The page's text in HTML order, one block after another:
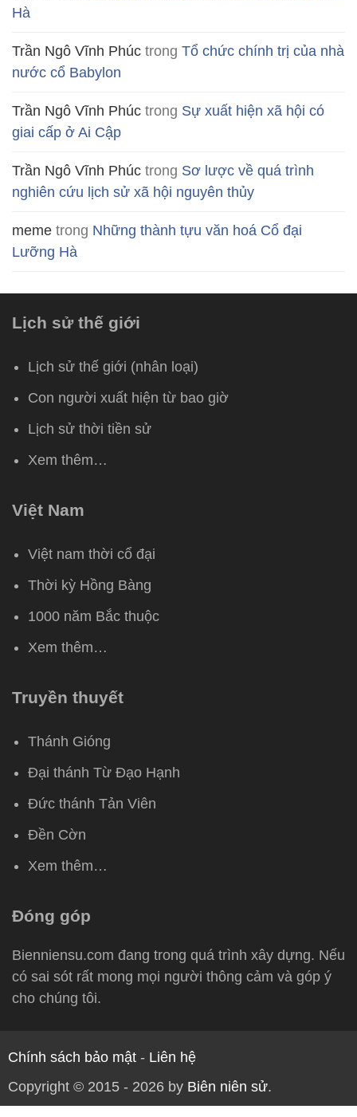
Hà
Trần Ngô Vĩnh Phúc trong Tổ chức chính trị của nhà
nước cổ Babylon
Trần Ngô Vĩnh Phúc trong Sự xuất hiện xã hội có
giai cấp ở Ai Cập
Trần Ngô Vĩnh Phúc trong Sơ lược về quá trình
nghiên cứu lịch sử xã hội nguyên thủy
meme trong Những thành tựu văn hoá Cổ đại
Lưỡng Hà
Lịch sử thế giới
Lịch sử thế giới (nhân loại)
Con người xuất hiện từ bao giờ
Lịch sử thời tiền sử
Xem thêm…
Việt Nam
Việt nam thời cổ đại
Thời kỳ Hồng Bàng
1000 năm Bắc thuộc
Xem thêm…
Truyền thuyết
Thánh Gióng
Đại thánh Từ Đạo Hạnh
Đức thánh Tản Viên
Đền Cờn
Xem thêm…
Đóng góp
Bienniensu.com đang trong quá trình xây dựng. Nếu
có sai sót rất mong mọi người thông cảm và góp ý
cho chúng tôi.
Chính sách bảo mật - Liên hệ
Copyright © 2015 - 2026 by Biên niên sử.